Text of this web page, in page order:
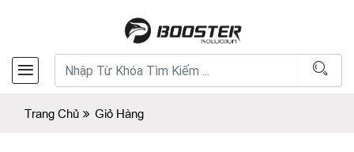
Trang Chủ Giỏ Hàng